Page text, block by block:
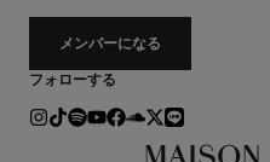
メンバーになる
フォローする